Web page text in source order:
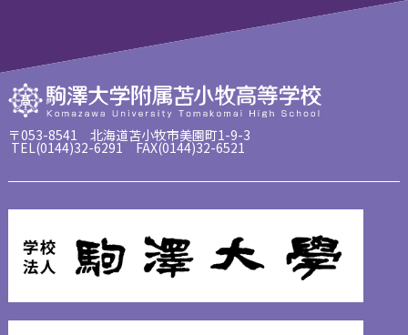
〒053-8541 北海道苫小牧市美園町1-9-3
TEL(0144)32-6291 FAX(0144)32-6521